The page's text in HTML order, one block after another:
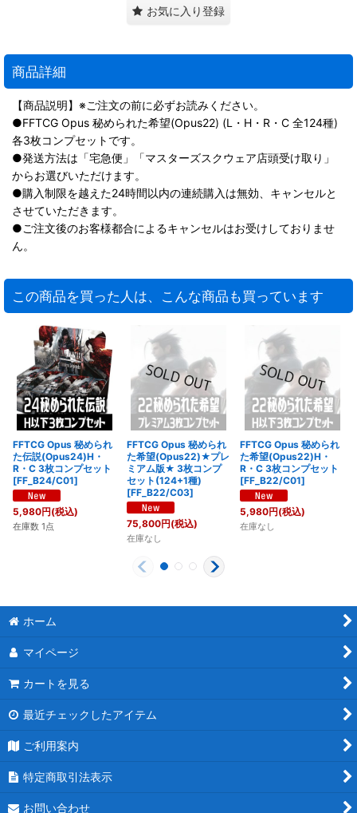
お気に入り登録
商品詳細
【商品説明】※ご注文の前に必ずお読みください。
●FFTCG Opus 秘められた希望(Opus22) (L・H・R・C 全124種)
各3枚コンプセットです。
●発送方法は「宅急便」「マスターズスクウェア店頭受け取り」
からお選びいただけます。
●購入制限を越えた24時間以内の連続購入は無効、キャンセルと
させていただきます。
●ご注文後のお客様都合によるキャンセルはお受けしておりませ
ん。
この商品を買った人は、こんな商品も買っています
FFTCG Opus 秘められ
た伝説(Opus24)H・
R・C 3枚コンプセット
[FF_B24/C01]
5,980円(税込)
在庫数 1点
FFTCG Opus 秘められ
た希望(Opus22)★プレ
ミアム版★ 3枚コンプ
セット(124+1種)
[FF_B22/C03]
75,800円(税込)
在庫なし
FFTCG Opus 秘められ
た希望(Opus22)H・
R・C 3枚コンプセット
[FF_B22/C01]
5,980円(税込)
在庫なし
ホーム
マイページ
カートを見る
最近チェックしたアイテム
ご利用案内
特定商取引法表示
お問い合わせ